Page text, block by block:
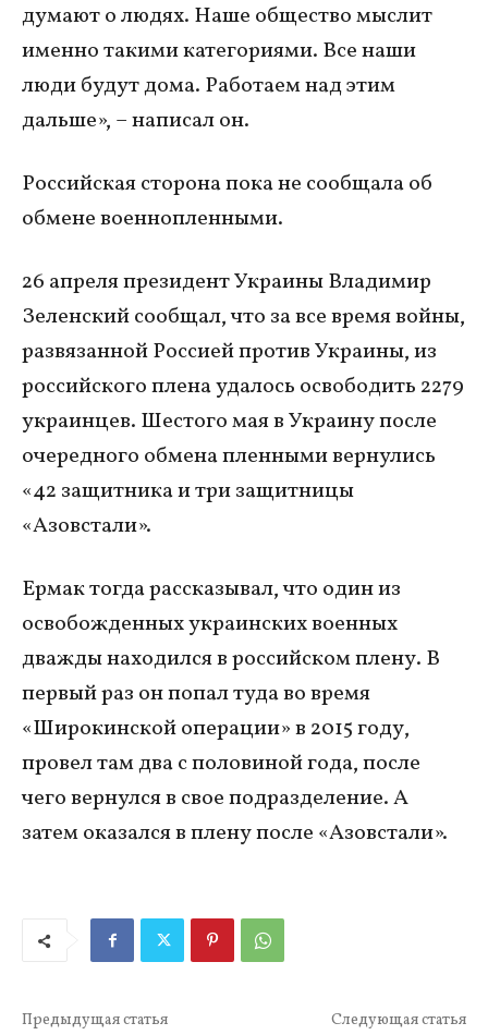
думают о людях. Наше общество мыслит
именно такими категориями. Все наши
люди будут дома. Работаем над этим
дальше», – написал он.
Российская сторона пока не сообщала об
обмене военнопленными.
26 апреля президент Украины Владимир
Зеленский сообщал, что за все время войны,
развязанной Россией против Украины, из
российского плена удалось освободить 2279
украинцев. Шестого мая в Украину после
очередного обмена пленными вернулись
«42 защитника и три защитницы
«Азовстали».
Ермак тогда рассказывал, что один из
освобожденных украинских военных
дважды находился в российском плену. В
первый раз он попал туда во время
«Широкинской операции» в 2015 году,
провел там два с половиной года, после
чего вернулся в свое подразделение. А
затем оказался в плену после «Азовстали».
Предыдущая статья Следующая статья